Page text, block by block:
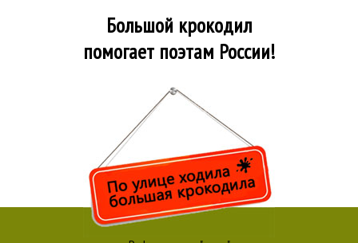
Большой крокодил
помогает поэтам России!